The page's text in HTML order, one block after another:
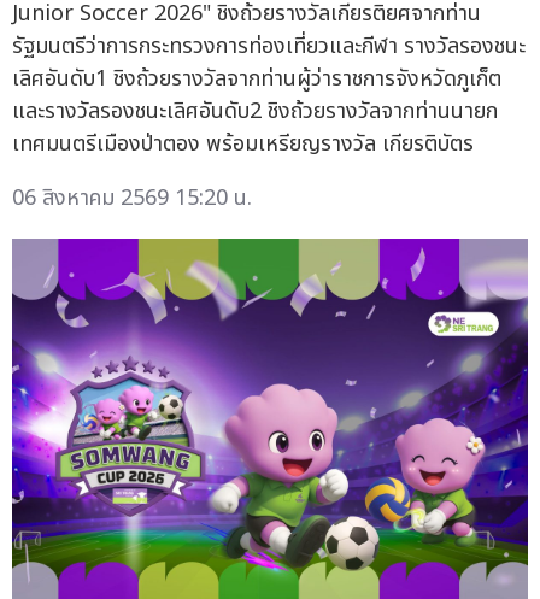
Junior Soccer 2026" ชิงถ้วยรางวัลเกียรติยศจากท่าน
รัฐมนตรีว่าการกระทรวงการท่องเที่ยวและกีฬา รางวัลรองชนะ
เลิศอันดับ1 ชิงถ้วยรางวัลจากท่านผู้ว่าราชการจังหวัดภูเก็ต
และรางวัลรองชนะเลิศอันดับ2 ชิงถ้วยรางวัลจากท่านนายก
เทศมนตรีเมืองป่าตอง พร้อมเหรียญรางวัล เกียรติบัตร
06 สิงหาคม 2569 15:20 น.